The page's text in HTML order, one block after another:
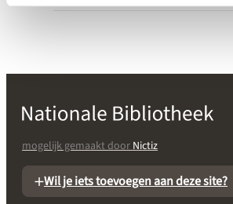
mogelijk gemaakt doorNictiz
Wil je iets toevoegen aan deze site?